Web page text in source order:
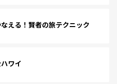
える！賢者の旅テクニック
ワイ